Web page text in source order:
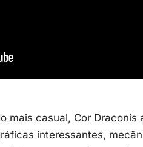
mais casual, Cor Draconis
interessantes,